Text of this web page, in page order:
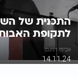
התכנית של
לתקופת
אביחי רוזנמן
14.11.24